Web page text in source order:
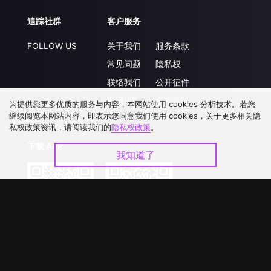
追踪社群
FOLLOW US
客户服务
关于我们
常见问题
联络我们
升级VIP
服务条款
隐私权
公开征件
合作洽談
下载 APP
为提供您更多优质的服务与内容，本网站使用 cookies 分析技术。若您
继续阅览本网站内容，即表示您同意我们使用 cookies，关于更多相关隐
私权政策资讯，请阅读我们的隐私权政策。
我知道了